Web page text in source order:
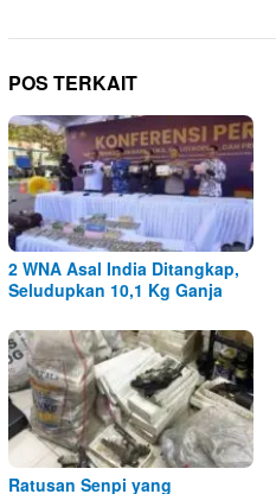
POS TERKAIT
2 WNA Asal India Ditangkap,
Seludupkan 10,1 Kg Ganja
Ratusan Senpi yang